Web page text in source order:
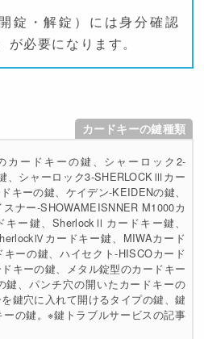
錠・解錠）には身分確認
が必要になります。
カードキーの鍵種類
カードキーの鍵、シャーロック2-
、シャーロック3-SHERLOCKⅢカー
キーの鍵、ケイデン-KEIDENの鍵、
ナー-SHOWAMEISNNER M1000カ
キー鍵、SherlockⅡカードキー鍵、
カードキー鍵、MIWAカード
ーの鍵、ハイセクト-HISCOカード
キーの鍵、メタル錠型のカードキー
鍵、パンチ穴の開いたカードキーの
鍵穴に入れて開けるタイプの鍵、鍵
の鍵。※鍵トラブルサービスの記事